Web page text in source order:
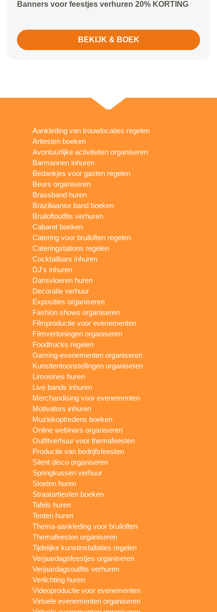
Banners voor feestjes verhuren 20% KORTING
BEKIJK & BOEK
Aankleding van trouwlocaties regelen
Artiesten boeken
Avontuurlijke activiteiten organiseren
Barmannen inhuren
Bedankjes voor gasten regelen
Beurs organiseren
Brassband huren
Braziliaanse band boeken
Bruiloftoutfits verhuren
Cabaret boeken
Catering voor bruiloften regelen
Cateringstations regelen
Cocktailbars inhuren
DJ's inhuren
Dansvloeren huren
Decoratie verhuur
Exposities organiseren
Fashion shows organiseren
Filmproductie voor evenementen
Filmvertoningen organiseren
Foodtrucks regelen
Gaming-evenementen organiseren
Kunsttentoonstellingen organiseren
Limosines huren
Live bands inhuren
Merchandising voor evenementen
Motivators inhuren
Muziekoptredens boeken
Online webinars organiseren
Outfitverhuur voor themafeesten
Productie van bedrijfsfeesten
Silent disco organiseren
Springkussen verhuur
Stoelen huren
Straatartiesten boeken
Tafels huren
Tenten huren
Thema-aankleding voor bruiloften
Themafeesten organiseren
Tijdelijke kunstinstallaties regelen
Verjaardagsfeestjes organiseren
Verjaardagsoutfits verhuren
Verlichting huren
Videoproductie voor evenementen
Virtuele evenementen organiseren